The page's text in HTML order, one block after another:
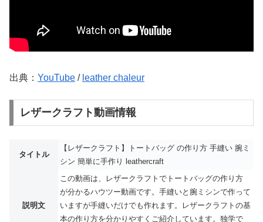
出典： YouTube / leather chaleur
レザークラフト動画情報
タイトル
【レザークラフト】トートバッグ の作り方 手縫い 腕ミ
シン 簡単に手作り leathercraft
説明文
この動画は、レザークラフトでトートバッグの作り方
が分かるハウツー動画です。手縫いと腕ミシンで作って
いますが手縫いだけでも作れます。レザークラフトの基
本の作り方を分かりやすくご紹介しています。独学で